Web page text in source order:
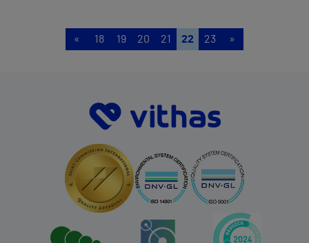
« 18 19 20 21 22 23 »